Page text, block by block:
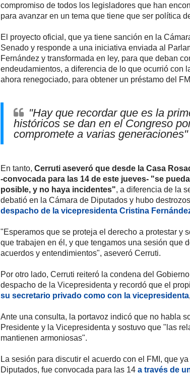
compromiso de todos los legisladores que han
para avanzar en un tema que tiene que ser política
El proyecto oficial, que ya tiene sanción en la
Senado y responde a una iniciativa enviada al
Fernández y transformada en ley, para que deban
endeudamientos, a diferencia de lo que ocurrió con
ahora renegociado, para obtener un préstamo del
"Hay que recordar que es la
históricos se dan en el Congreso
compromete a varias generaciones"
En tanto, Cerruti aseveró que desde la Casa
-convocada para las 14 de este jueves- "se
posible, y no haya incidentes", a diferencia de la
debatió en la Cámara de Diputados y hubo
despacho de la vicepresidenta Cristina
"Esperamos que se proteja el derecho a protestar y
que trabajen en él, y que tengamos una sesión que
acuerdos y entendimientos", aseveró Cerruti.
Por otro lado, Cerruti reiteró la condena del
despacho de la Vicepresidenta y recordó que el
su secretario privado como con la vicepresidenta
Ante una consulta, la portavoz indicó que no habla
Presidente y la Vicepresidenta y sostuvo que "las
mantienen armoniosas".
La sesión para discutir el acuerdo con el FMI, que
Diputados, fue convocada para las 14 a través de